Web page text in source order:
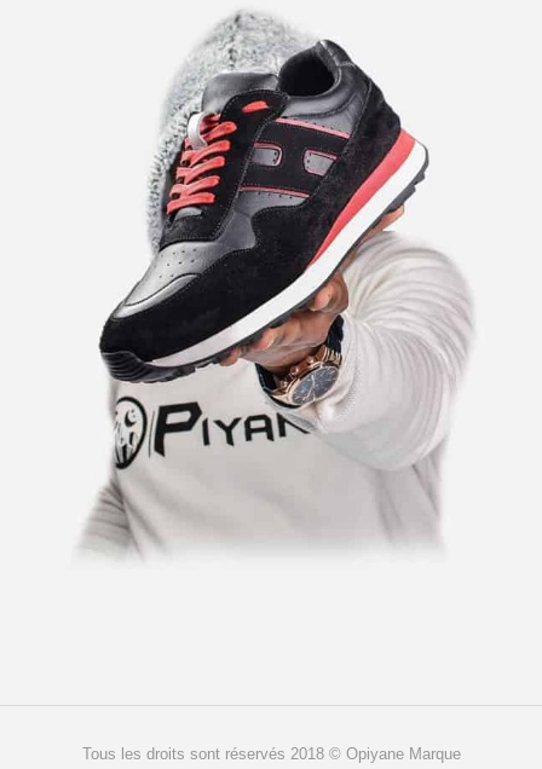
Tous les droits sont réservés 2018 © Opiyane Marque